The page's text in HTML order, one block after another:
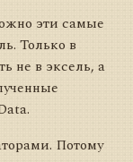
эти самые
Только в
не в эксель, а
Потому